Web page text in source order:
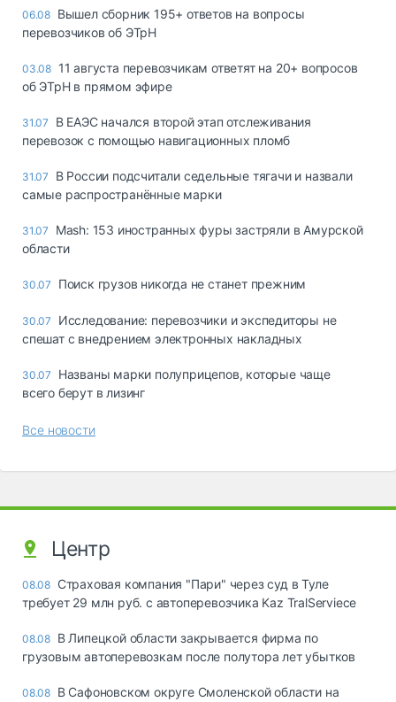
06.08 Вышел сборник 195+ ответов на вопросы
перевозчиков об ЭТрН
03.08 11 августа перевозчикам ответят на 20+ вопросов
об ЭТрН в прямом эфире
31.07
В ЕАЭС начался второй этап отслеживания
перевозок с помощью навигационных пломб
31.07
В России подсчитали седельные тягачи и назвали
самые распространённые марки
31.07
Mash: 153 иностранных фуры застряли в Амурской
области
30.07 Поиск грузов никогда не станет прежним
30.07
Исследование: перевозчики и экспедиторы не
спешат с внедрением электронных накладных
30.07
Названы марки полуприцепов, которые чаще
всего берут в лизинг
Все новости
Центр
08.08 Страховая компания "Пари" через суд в Туле
требует 29 млн руб. с автоперевозчика Kaz TralServiece
08.08 В Липецкой области закрывается фирма по
грузовым автоперевозкам после полутора лет убытков
08.08 В Сафоновском округе Смоленской области на